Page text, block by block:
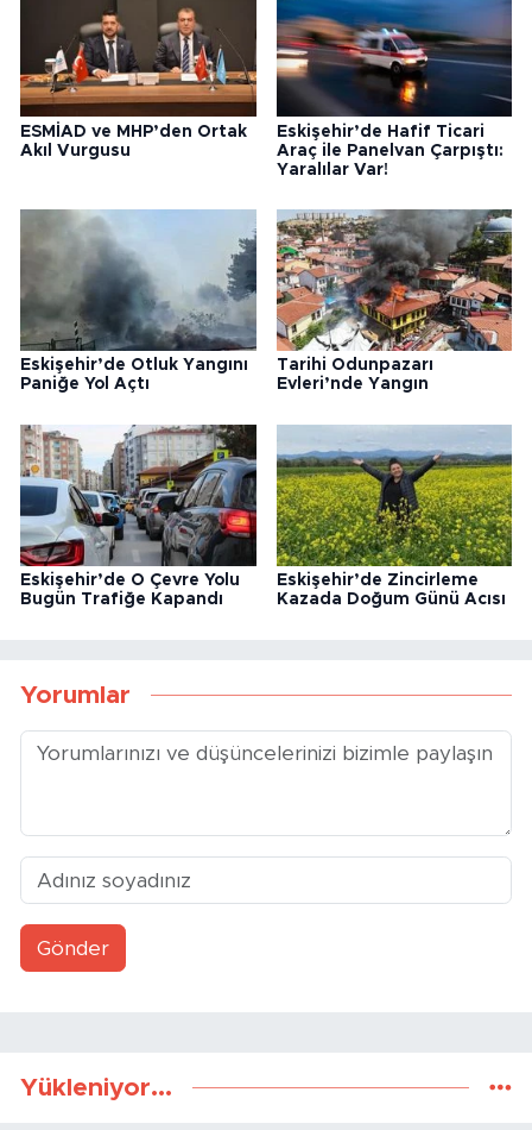
ESMİAD ve MHP’den Ortak
Akıl Vurgusu
Eskişehir’de Hafif Ticari
Araç ile Panelvan Çarpıştı:
Yaralılar Var!
Eskişehir’de Otluk Yangını
Paniğe Yol Açtı
Tarihi Odunpazarı
Evleri’nde Yangın
Eskişehir’de O Çevre Yolu
Bugün Trafiğe Kapandı
Eskişehir’de Zincirleme
Kazada Doğum Günü Acısı
Yorumlar
Gönder
Yükleniyor...